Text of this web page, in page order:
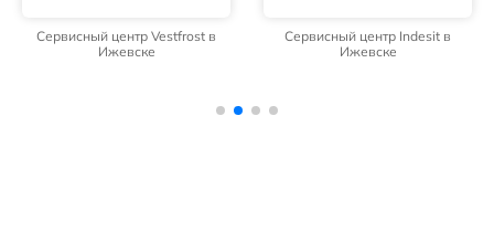
Сервисный центр Vestfrost в
Ижевске
Сервисный центр Indesit в
Ижевске